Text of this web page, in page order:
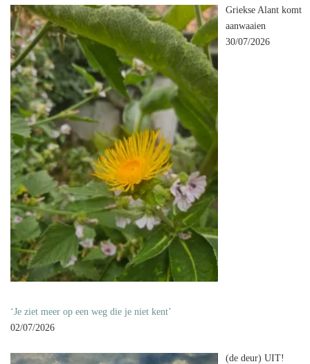
Griekse Alant komt
aanwaaien
30/07/2026
‘Je ziet meer op een weg die je niet kent’
02/07/2026
(de deur) UIT!